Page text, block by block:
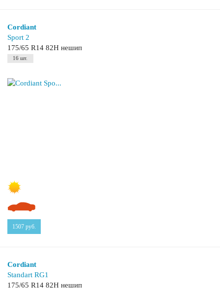
Cordiant
Sport 2
175/65 R14 82H нешип
16 шт.
1507 руб.
Cordiant
Standart RG1
175/65 R14 82H нешип